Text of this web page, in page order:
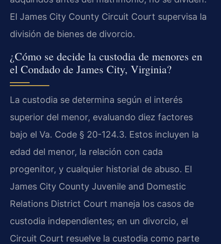
El James City County Circuit Court supervisa la
división de bienes de divorcio.
¿Cómo se decide la custodia de menores en
el Condado de James City, Virginia?
La custodia se determina según el interés
superior del menor, evaluando diez factores
bajo el Va. Code § 20-124.3. Estos incluyen la
edad del menor, la relación con cada
progenitor, y cualquier historial de abuso. El
James City County Juvenile and Domestic
Relations District Court maneja los casos de
custodia independientes; en un divorcio, el
Circuit Court resuelve la custodia como parte